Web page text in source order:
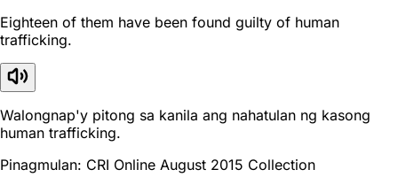
Eighteen of them have been found guilty of human
trafficking.
Walongnap'y pitong sa kanila ang nahatulan ng kasong
human trafficking.
Pinagmulan: CRI Online August 2015 Collection